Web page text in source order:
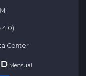
4.0)
Center
Mensual